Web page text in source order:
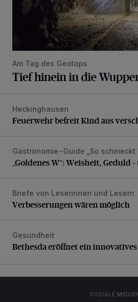
Am Tag des Geotops
Tief hinein in die
Feuerwehr befreit Kind aus
Heckinghausen
Feuerwehr befreit Kind aus
„Goldenes W“: Weisheit, Geduld –
Gastronomie-Guide „So schmeckt
„Goldenes W“: Weisheit, Geduld
Verbesserungen wären möglich
Briefe von Leserinnen und Lesern
Verbesserungen wären möglich
Bethesda eröffnet ein innovatives
Gesundheit
Bethesda eröffnet ein
SOZIALE MEDIEN